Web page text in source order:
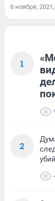
6 ноября,
1
2